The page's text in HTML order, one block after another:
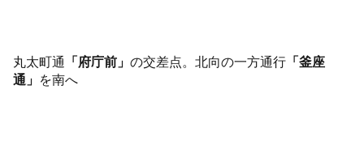
丸太町通 「府庁前」の交差点。北向の一方通行 「釜座
通」 を南へ